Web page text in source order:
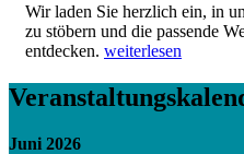
Wir laden Sie herzlich ein, in
zu stöbern und die passende
entdecken. weiterlesen
Juni 2026